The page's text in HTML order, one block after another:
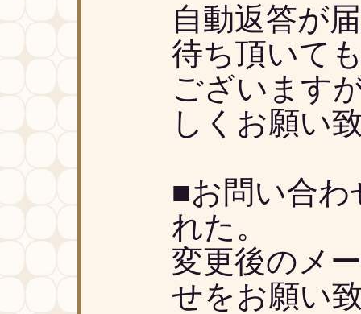
自動返答が
待ち頂いて
ございます
しくお願い
■お問い合
れた。
変更後のメ
せをお願い